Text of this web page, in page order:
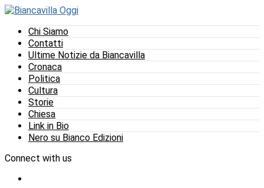
Chi Siamo
Contatti
Ultime Notizie da Biancavilla
Cronaca
Politica
Cultura
Storie
Chiesa
Link in Bio
Nero su Bianco Edizioni
Connect with us